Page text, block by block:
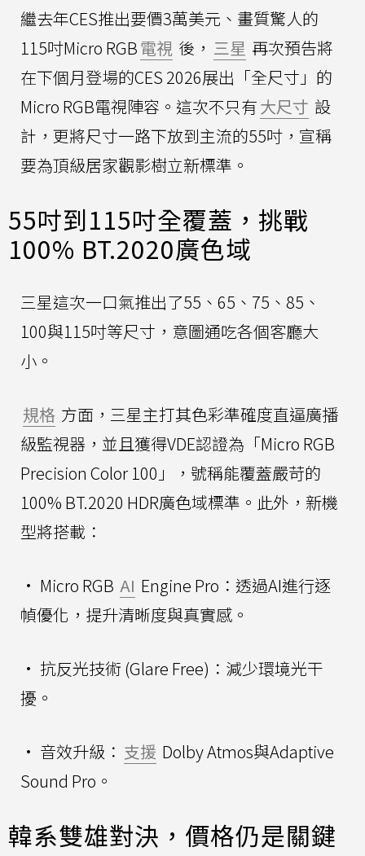
繼去年CES推出要價3萬美元、畫質驚人的
115吋Micro RGB電視 後， 三星 再次預告將
在下個月登場的CES 2026展出「全尺寸」的
Micro RGB電視陣容。這次不只有大尺寸 設
計，更將尺寸一路下放到主流的55吋，宣稱
要為頂級居家觀影樹立新標準。
55吋到115吋全覆蓋，挑戰
100% BT.2020廣色域
三星這次一口氣推出了55、65、75、85、
100與115吋等尺寸，意圖通吃各個客廳大
小。
規格 方面，三星主打其色彩準確度直逼廣播
級監視器，並且獲得VDE認證為「Micro RGB
Precision Color 100」，號稱能覆蓋嚴苛的
100% BT.2020 HDR廣色域標準。此外，新機
型將搭載：
• Micro RGB AI Engine Pro：透過AI進行逐
幀優化，提升清晰度與真實感。
• 抗反光技術 (Glare Free)：減少環境光干
擾。
• 音效升級： 支援 Dolby Atmos與Adaptive
Sound Pro。
韓系雙雄對決，價格仍是關鍵